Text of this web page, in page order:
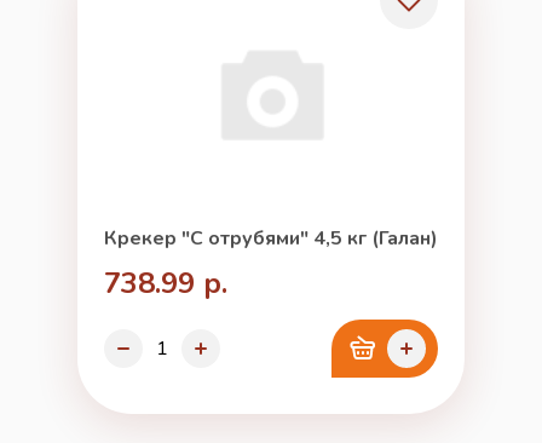
Крекер "С отрубями" 4,5 кг (Галан)
738.99 р.